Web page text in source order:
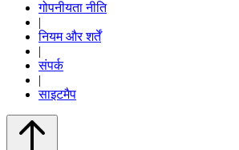
गोपनीयता नीति
|
नियम और शर्तें
|
संपर्क
|
साइटमैप